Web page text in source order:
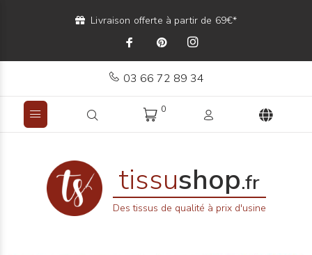
Livraison offerte à partir de 69€*
03 66 72 89 34
0
tissushop.fr
Des tissus de qualité à prix d'usine